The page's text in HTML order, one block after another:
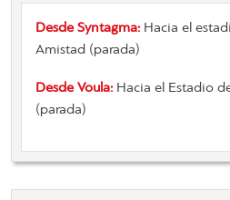
Desde Syntagma: Hacia el
Amistad (parada)
Desde Voula: Hacia el Estadio
(parada)